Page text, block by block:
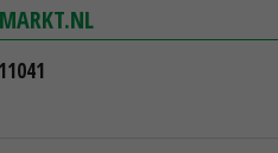
MARKT.NL